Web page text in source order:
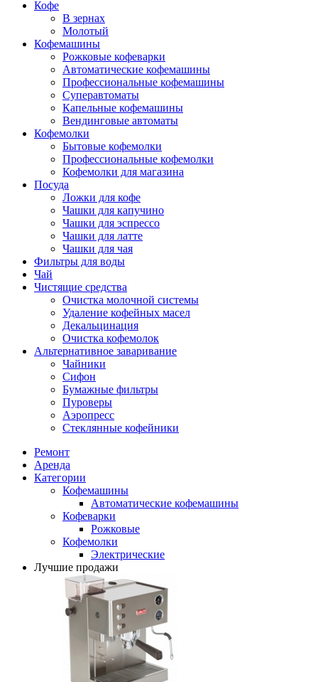
Кофе
В зернах
Молотый
Кофемашины
Рожковые кофеварки
Автоматические кофемашины
Профессиональные кофемашины
Суперавтоматы
Капельные кофемашины
Вендинговые автоматы
Кофемолки
Бытовые кофемолки
Профессиональные кофемолки
Кофемолки для магазина
Посуда
Ложки для кофе
Чашки для капучино
Чашки для эспрессо
Чашки для латте
Чашки для чая
Фильтры для воды
Чай
Чистящие средства
Очистка молочной системы
Удаление кофейных масел
Декальцинация
Очистка кофемолок
Альтернативное заваривание
Чайники
Сифон
Бумажные фильтры
Пуроверы
Аэропресс
Стеклянные кофейники
Ремонт
Аренда
Категории
Кофемашины
Автоматические кофемашины
Кофеварки
Рожковые
Кофемолки
Электрические
Лучшие продажи